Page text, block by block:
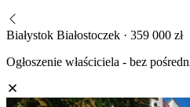
Białystok Białostoczek · 359 000 zł
Ogłoszenie właściciela - bez